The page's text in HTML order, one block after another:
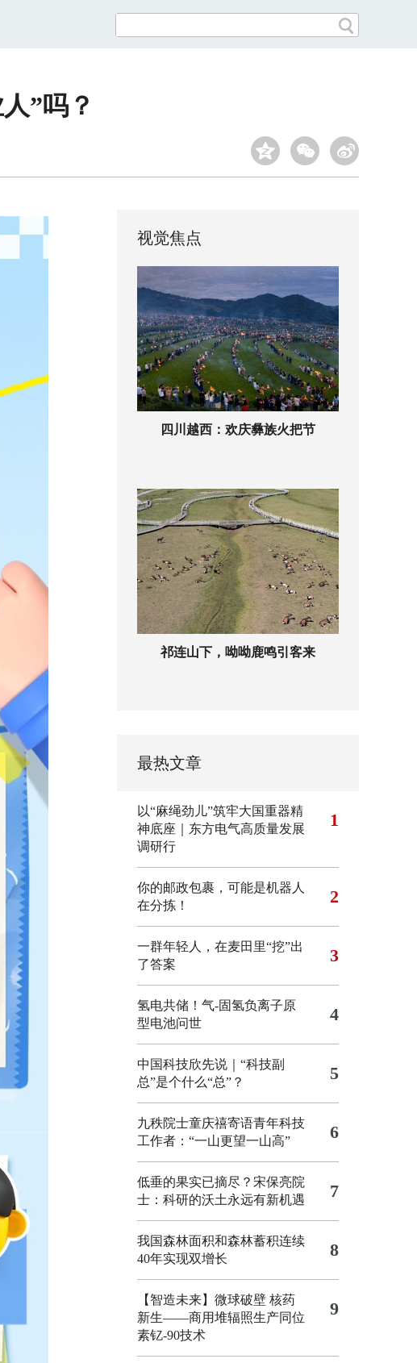
”吗？
视觉焦点
四川越西：欢庆彝族火把节
祁连山下，呦呦鹿鸣引客来
最热文章
以“麻绳劲儿”筑牢大国重器精
神底座｜东方电气高质量发展
调研行
1
你的邮政包裹，可能是机器人
在分拣！
2
一群年轻人，在麦田里“挖”出
了答案
3
氢电共储！气-固氢负离子原
型电池问世
4
中国科技欣先说｜“科技副
总”是个什么“总”？
5
九秩院士童庆禧寄语青年科技
工作者：“一山更望一山高”
6
低垂的果实已摘尽？宋保亮院
士：科研的沃土永远有新机遇
7
我国森林面积和森林蓄积连续
40年实现双增长
8
【智造未来】微球破壁 核药
新生——商用堆辐照生产同位
素钇-90技术
9